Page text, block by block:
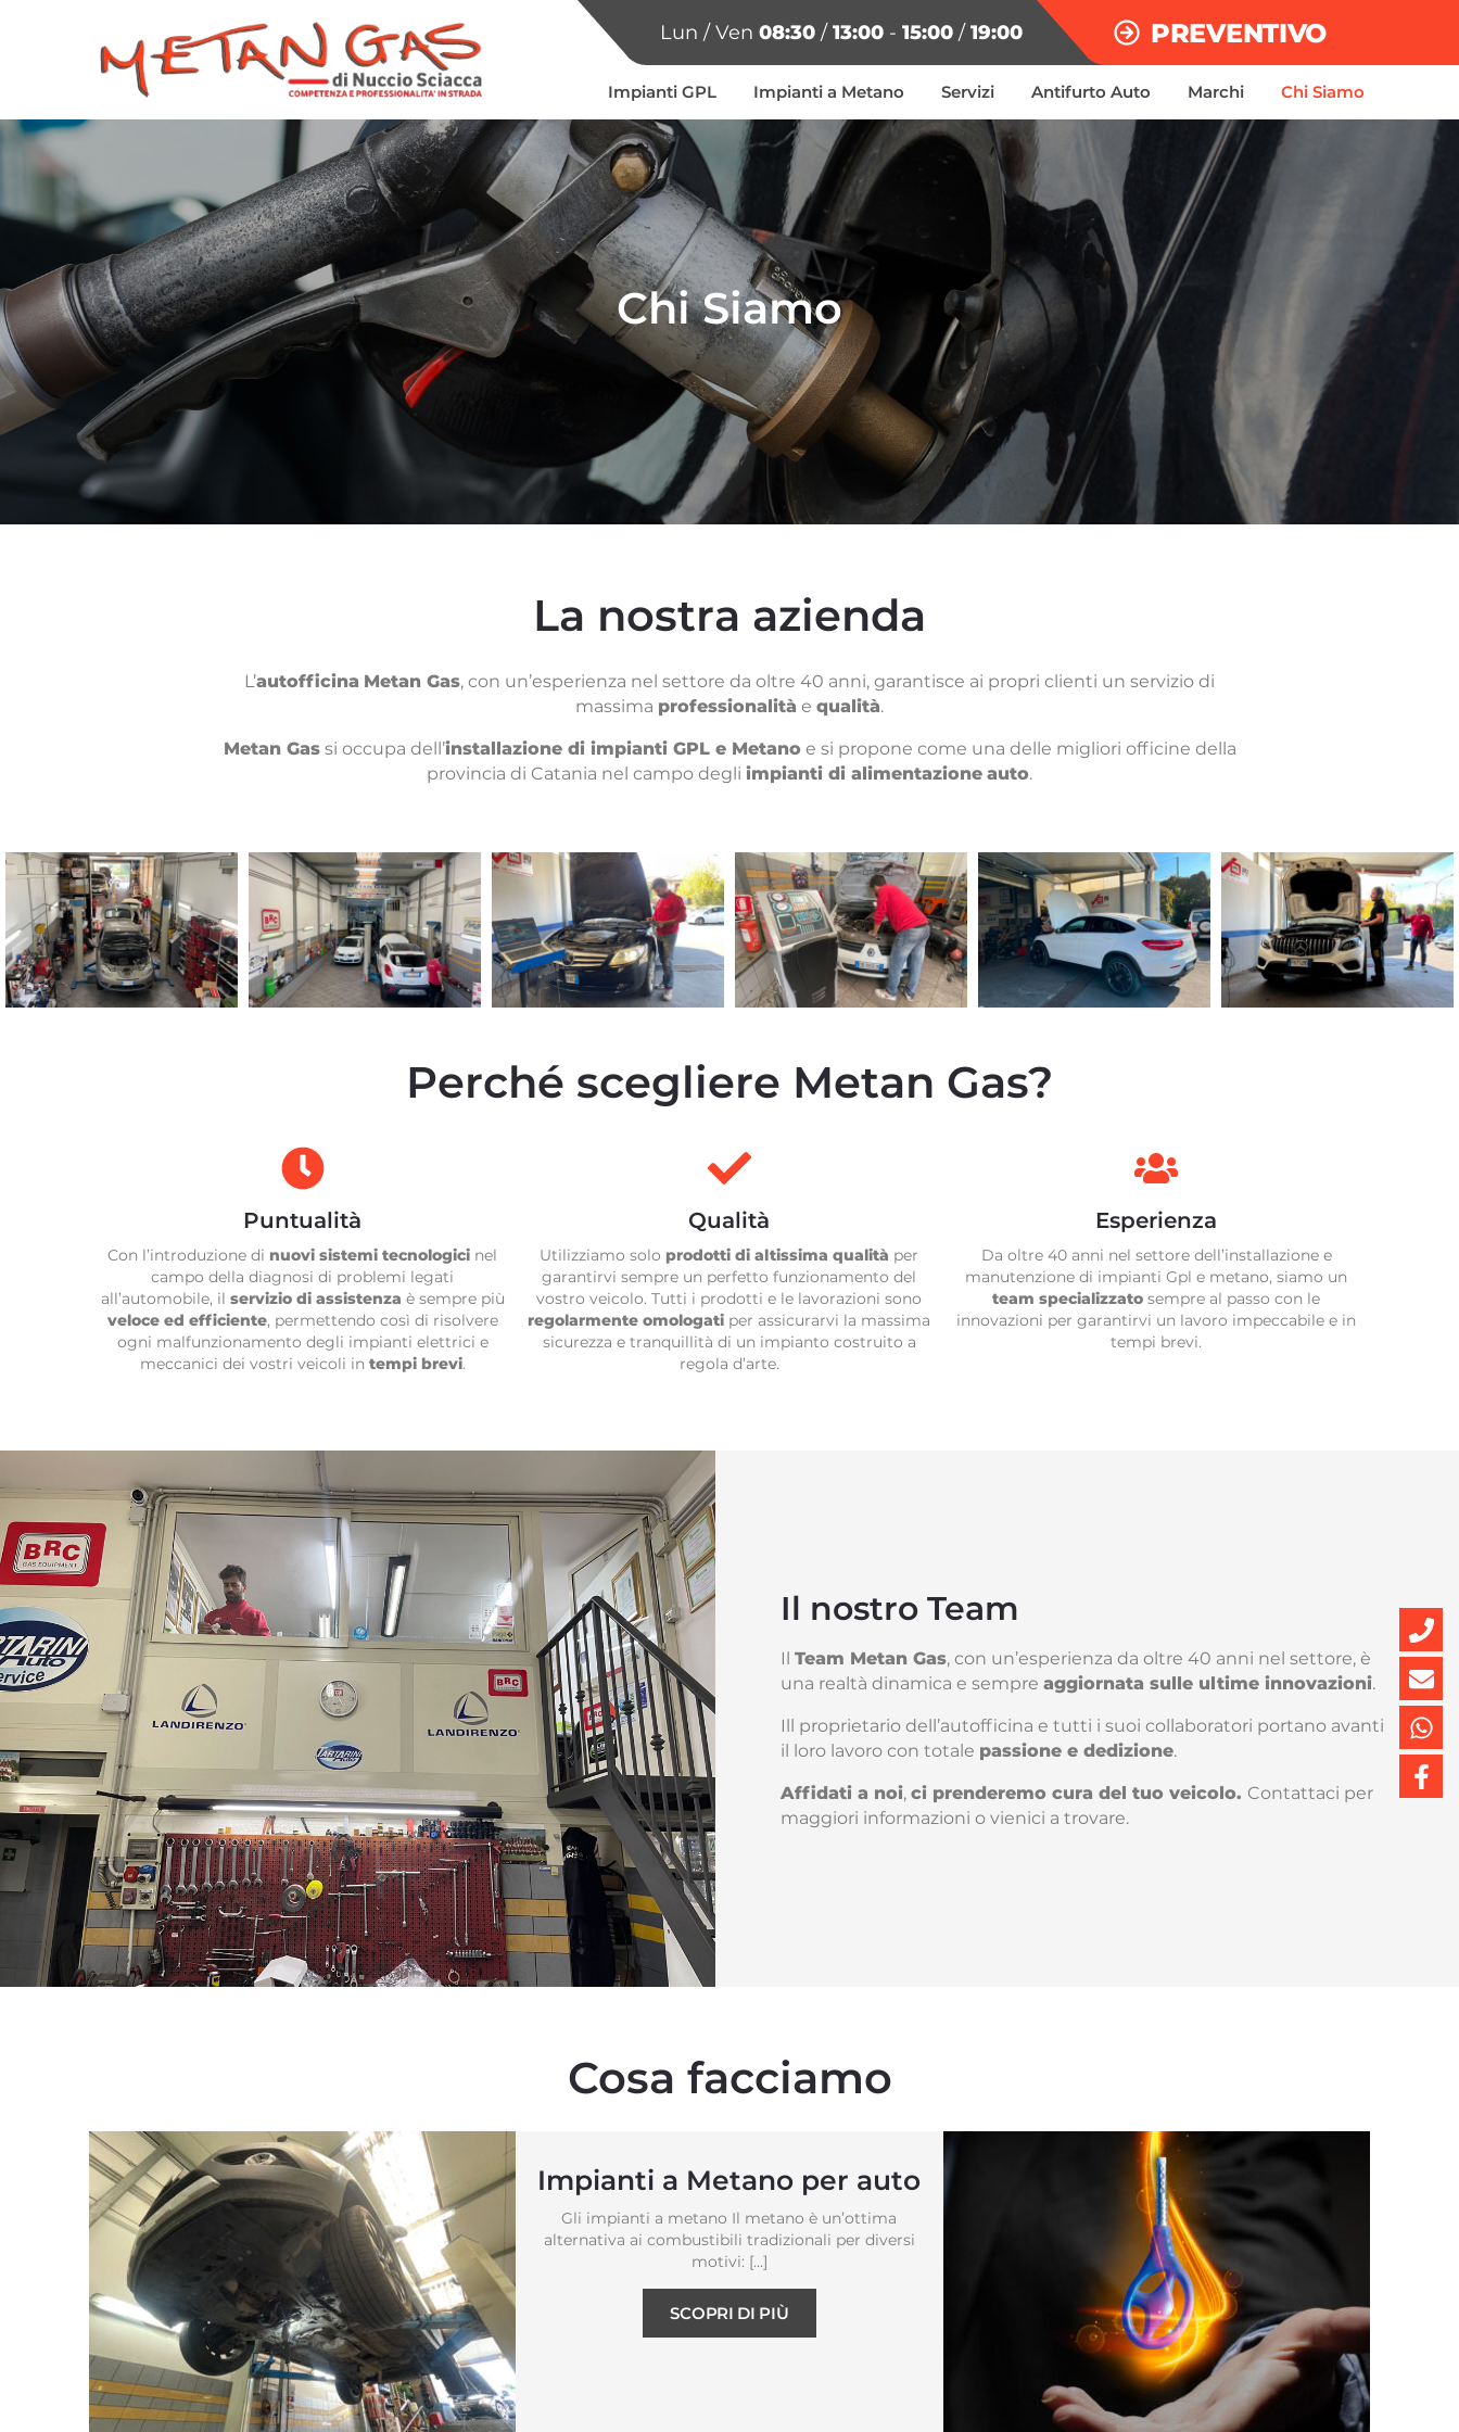
Impianti GPL Impianti a Metano Servizi Antifurto Auto Marchi Chi Siamo
Lun / Ven 08:30 / 13:00 - 15:00 / 19:00 PREVENTIVO
Chi Siamo
La nostra azienda
L’autofficina Metan Gas, con un’esperienza nel settore da oltre 40 anni, garantisce ai propri clienti un servizio di
massima professionalità e qualità.
Metan Gassi occupa dell’installazione di impianti GPL e Metanoe si propone come una delle migliori officine della
provincia di Catania nel campo degli impianti di alimentazione auto.
Perché scegliere Metan Gas?
Puntualità
Con l’introduzione di nuovi sistemi tecnologici nel
campo della diagnosi di problemi legati
all’automobile, il servizio di assistenza è sempre più
veloce ed efficiente, permettendo così di risolvere
ogni malfunzionamento degli impianti elettrici e
meccanici dei vostri veicoli in tempi brevi.
Qualità
Utilizziamo solo prodotti di altissima qualità per
garantirvi sempre un perfetto funzionamento del
vostro veicolo. Tutti i prodotti e le lavorazioni sono
regolarmente omologati per assicurarvi la massima
sicurezza e tranquillità di un impianto costruito a
regola d’arte.
Esperienza
Da oltre 40 anni nel settore dell’installazione e
manutenzione di impianti Gpl e metano, siamo un
team specializzato sempre al passo con le
innovazioni per garantirvi un lavoro impeccabile e in
tempi brevi.
Il nostro Team
Il Team Metan Gas, con un’esperienza da oltre 40 anni nel settore, è
una realtà dinamica e sempre aggiornata sulle ultime innovazioni.
Ill proprietario dell’autofficina e tutti i suoi collaboratori portano avanti
il loro lavoro con totale passione e dedizione.
Affidati a noi, ci prenderemo cura del tuo veicolo. Contattaci per
maggiori informazioni o vienici a trovare.
Cosa facciamo
Impianti a Metano per auto
Gli impianti a metano Il metano è un’ottima
alternativa ai combustibili tradizionali per diversi
motivi: […]
SCOPRI DI PIÙ